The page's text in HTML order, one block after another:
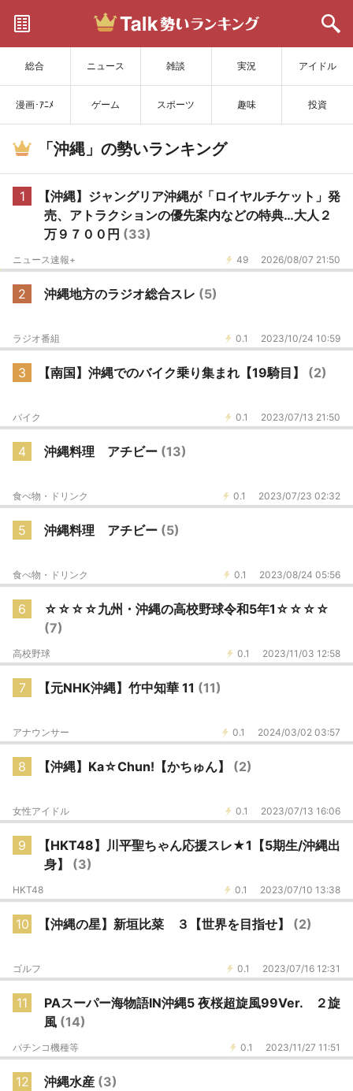
総合 ニュース 雑談 実況 アイドル
漫画･ｱﾆﾒ ゲーム スポーツ 趣味 投資
サイトを更新
「沖縄」の勢いランキング
1
【沖縄】ジャングリア沖縄が「ロイヤルチケット」発
売、アトラクションの優先案内などの特典…大人２
万９７００円 (33)
49 2026/08/07 21:50
ニュース速報+
2 沖縄地方のラジオ総合スレ (5)
0.1 2023/10/24 10:59
ラジオ番組
3 【南国】沖縄でのバイク乗り集まれ【19騎目】 (2)
0.1 2023/07/13 21:50
バイク
4 沖縄料理 アチビー (13)
0.1 2023/07/23 02:32
食べ物・ドリンク
5 沖縄料理 アチビー (5)
0.1 2023/08/24 05:56
食べ物・ドリンク
6
☆☆☆☆九州・沖縄の高校野球令和5年1☆☆☆☆
(7)
0.1 2023/11/03 12:58
高校野球
7 【元NHK沖縄】竹中知華 11 (11)
0.1 2024/03/02 03:57
アナウンサー
8 【沖縄】Ka☆Chun!【かちゅん】 (2)
0.1 2023/07/13 16:06
女性アイドル
9
【HKT48】川平聖ちゃん応援スレ★1【5期生/沖縄出
身】 (3)
0.1 2023/07/10 13:38
HKT48
10 【沖縄の星】新垣比菜 ３【世界を目指せ】 (2)
0.1 2023/07/16 12:31
ゴルフ
11
PAスーパー海物語IN沖縄5 夜桜超旋風99Ver. ２旋
風 (14)
0.1 2023/11/27 11:51
パチンコ機種等
12 沖縄水産 (3)